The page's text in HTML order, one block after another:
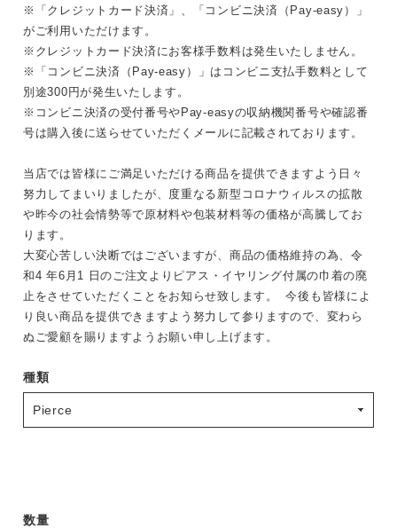
※「クレジットカード決済」、「コンビニ決済（Pay-easy）」
がご利用いただけます。
※クレジットカード決済にお客様手数料は発生いたしません。
※「コンビニ決済（Pay-easy）」はコンビニ支払手数料として
別途300円が発生いたします。
※コンビニ決済の受付番号やPay-easyの収納機関番号や確認番
号は購入後に送らせていただくメールに記載されております。
当店では皆様にご満足いただける商品を提供できますよう日々
努力してまいりましたが、度重なる新型コロナウィルスの拡散
や昨今の社会情勢等で原材料や包装材料等の価格が高騰してお
ります。
大変心苦しい決断ではございますが、商品の価格維持の為、令
和4 年6月1 日のご注文よりピアス・イヤリング付属の巾着の廃
止をさせていただくことをお知らせ致します。 今後も皆様によ
り良い商品を提供できますよう努力して参りますので、変わら
ぬご愛顧を賜りますようお願い申し上げます。
種類
数量